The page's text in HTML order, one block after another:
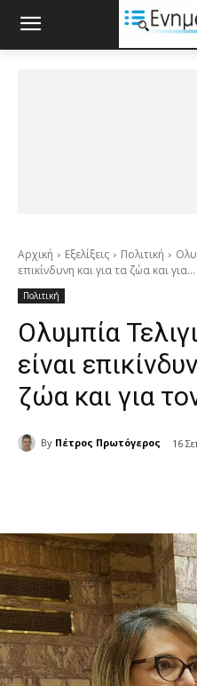
Αρχική Εξελίξεις Πολιτική
επικίνδυνη και για τα ζώα και για...
Πολιτική
Ολυμπία
είναι
ζώα και για
By Πέτρος Πρωτόγερος 16